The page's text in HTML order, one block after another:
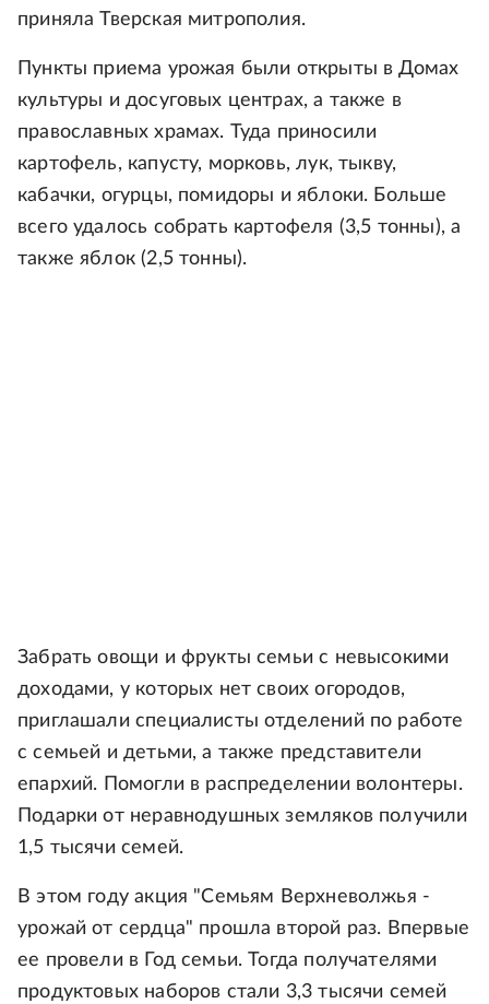
приняла Тверская митрополия.
Пункты приема урожая были открыты в Домах
культуры и досуговых центрах, а также в
православных храмах. Туда приносили
картофель, капусту, морковь, лук, тыкву,
кабачки, огурцы, помидоры и яблоки. Больше
всего удалось собрать картофеля (3,5 тонны), а
также яблок (2,5 тонны).
Забрать овощи и фрукты семьи с невысокими
доходами, у которых нет своих огородов,
приглашали специалисты отделений по работе
с семьей и детьми, а также представители
епархий. Помогли в распределении волонтеры.
Подарки от неравнодушных земляков получили
1,5 тысячи семей.
В этом году акция "Семьям Верхневолжья -
урожай от сердца" прошла второй раз. Впервые
ее провели в Год семьи. Тогда получателями
продуктовых наборов стали 3,3 тысячи семей